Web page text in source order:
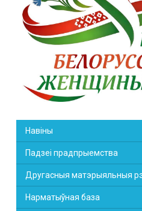
Навіны
Падзеі прадпрыемства
Другасныя матэрыяльныя
Нарматыўная база